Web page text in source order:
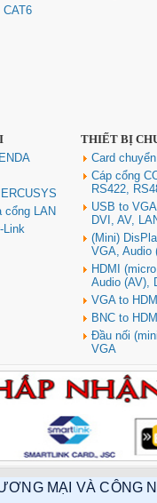
Robot
A 3.2,
100W
HDMI
Lan,
cao cấp
CAT6
cổng LAN
Link
THIẾT BỊ
Card
Cáp cổng
RS422,
USB to
DVI, AV,
(Mini)
VGA, Audio
HDMI
Audio (AV),
VGA to
BNC to HDMI
Đầu nối
VGA
MẠI VÀ CÔNG